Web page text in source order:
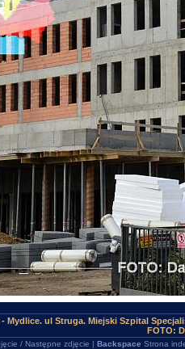
- Mydlice. ul Struga. Miejski Szpital
FOTO:
/ Następne zdjęcie | Backspace Strona